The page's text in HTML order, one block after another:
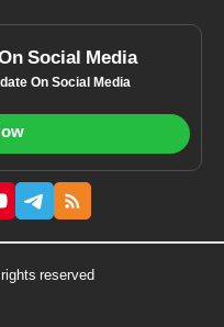
Social Media
On Social Media
reserved